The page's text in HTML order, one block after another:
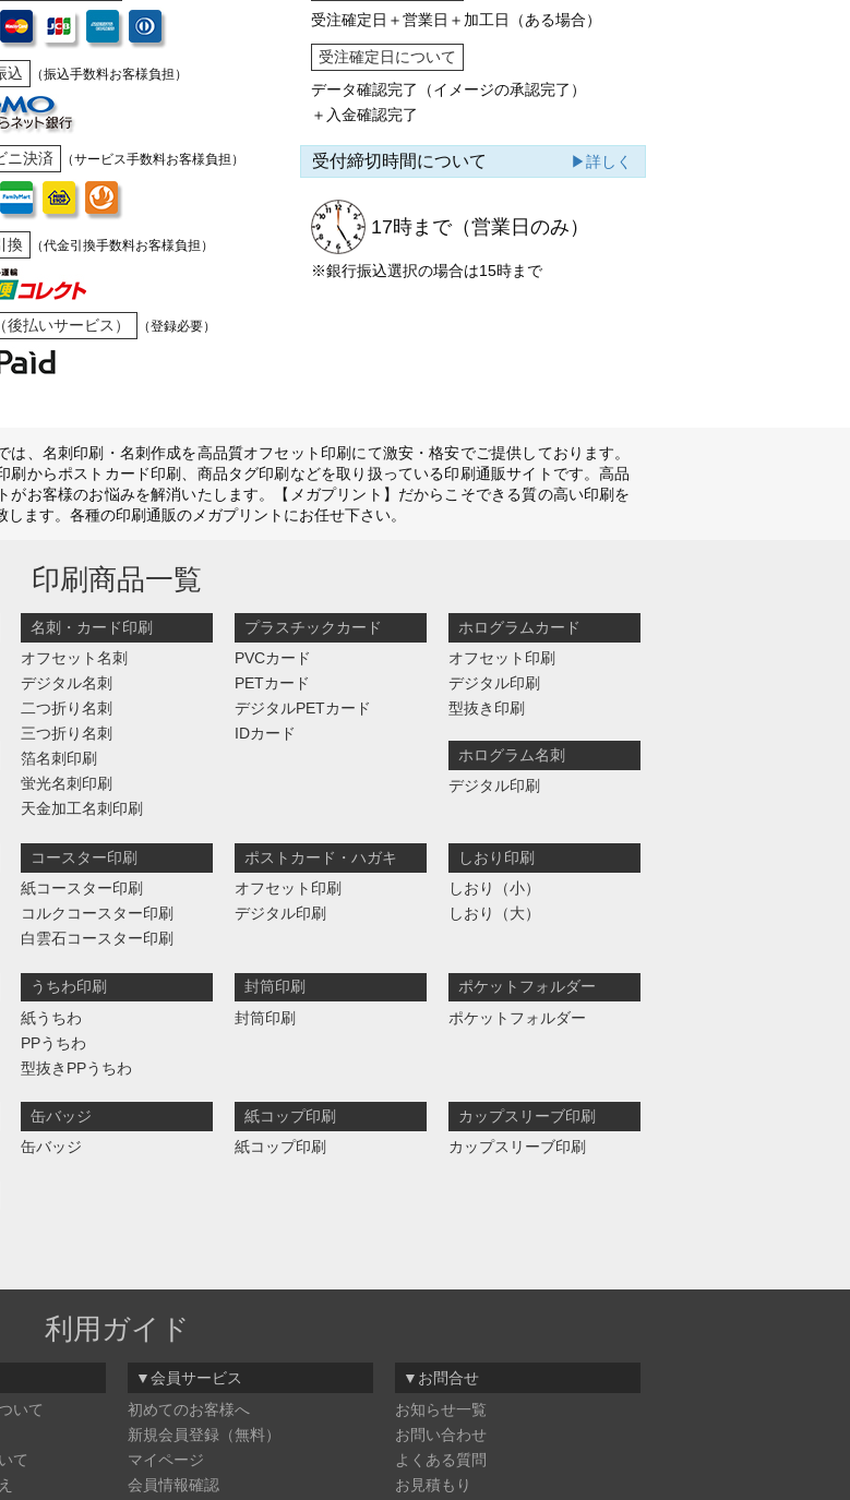
込 （振込手数料お客様負担）
ニ決済 （サービス手数料お客様負担）
換 （代金引換手数料お客様負担）
後払いサービス） （登録必要）
受注確定日＋営業日＋加工日（ある場合）
受注確定日について
データ確認完了（イメージの承認完了）
＋入金確認完了
受付締切時間について ▶詳しく
17時まで（営業日のみ）
※銀行振込選択の場合は15時まで
は、名刺印刷・名刺作成を高品質オフセット印刷にて激安・格安でご提供しております。
刷からポストカード印刷、商品タグ印刷などを取り扱っている印刷通販サイトです。高品
がお客様のお悩みを解消いたします。【メガプリント】だからこそできる質の高い印刷を
ます。各種の印刷通販のメガプリントにお任せ下さい。
印刷商品一覧
名刺・カード印刷
オフセット名刺
デジタル名刺
二つ折り名刺
三つ折り名刺
箔名刺印刷
蛍光名刺印刷
天金加工名刺印刷
プラスチックカード
PVCカード
PETカード
デジタルPETカード
IDカード
ホログラムカード
オフセット印刷
デジタル印刷
型抜き印刷
ホログラム名刺
デジタル印刷
コースター印刷
紙コースター印刷
コルクコースター印刷
白雲石コースター印刷
ポストカード・ハガキ
オフセット印刷
デジタル印刷
しおり印刷
しおり（小）
しおり（大）
うちわ印刷
紙うちわ
PPうちわ
型抜きPPうちわ
封筒印刷
封筒印刷
ポケットフォルダー
ポケットフォルダー
缶バッジ
缶バッジ
紙コップ印刷
紙コップ印刷
カップスリーブ印刷
カップスリーブ印刷
利用ガイド
いて
て
▼会員サービス
初めてのお客様へ
新規会員登録（無料）
マイページ
会員情報確認
▼お問合せ
お知らせ一覧
お問い合わせ
よくある質問
お見積もり